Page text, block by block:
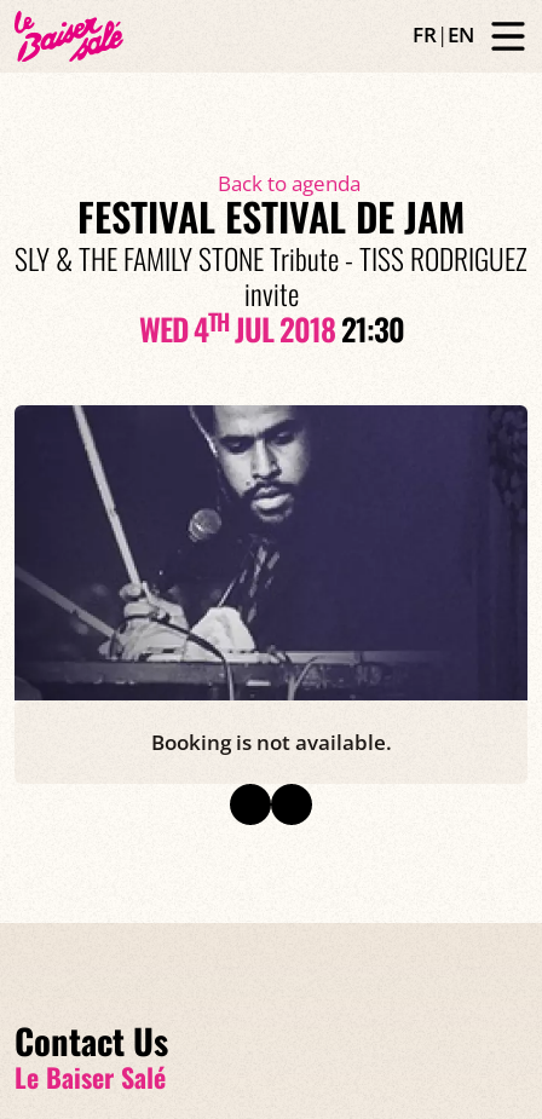
FR|EN
Back to agenda
FESTIVAL ESTIVAL DE JAM
SLY & THE FAMILY STONE Tribute - TISS RODRIGUEZ
invite
WED 4THJUL 201821:30
Booking is not available.
Contact Us
Le Baiser Salé